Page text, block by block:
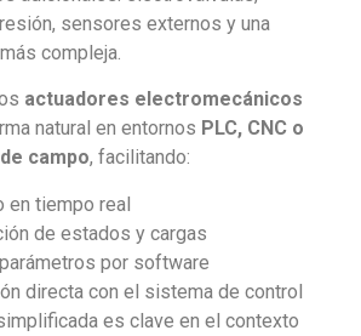
sensores externos y una
compleja.
actuadores electromecánicos
natural en entornos PLC, CNC o
campo, facilitando:
en tiempo real
de estados y cargas
por software
directa con el sistema de control
es clave en el contexto